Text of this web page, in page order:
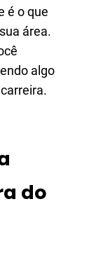
é o que
área.
algo
do